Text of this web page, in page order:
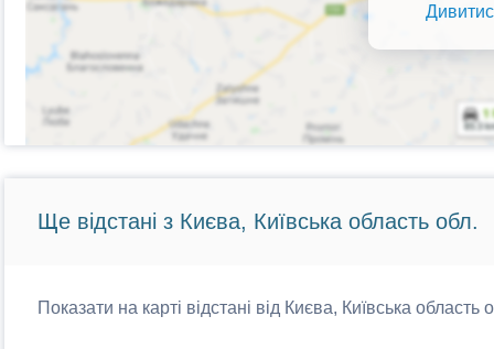
Ще відстані з Києва, Київська область обл.
Показати на карті відстані від Києва, Київська